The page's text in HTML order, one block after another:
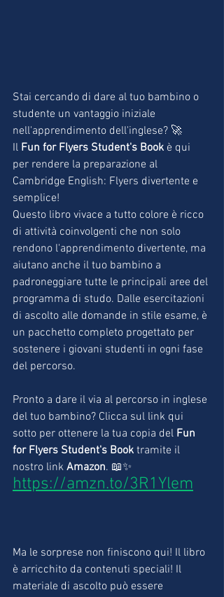
Stai cercando di dare al tuo bambino o
studente un vantaggio iniziale
nell'apprendimento dell'inglese? 🚀
Il Fun for Flyers Student's Book è qui
per rendere la preparazione al
Cambridge English: Flyers divertente e
semplice!
Questo libro vivace a tutto colore è ricco
di attività coinvolgenti che non solo
rendono l'apprendimento divertente, ma
aiutano anche il tuo bambino a
padroneggiare tutte le principali aree del
programma di studo. Dalle esercitazioni
di ascolto alle domande in stile esame, è
un pacchetto completo progettato per
sostenere i giovani studenti in ogni fase
del percorso.
Pronto a dare il via al percorso in inglese
del tuo bambino? Clicca sul link qui
sotto per ottenere la tua copia del Fun
for Flyers Student's Book tramite il
nostro link Amazon. 📖✨
https://amzn.to/3R1Ylem
Ma le sorprese non finiscono qui! Il libro
è arricchito da contenuti speciali! Il
materiale di ascolto può essere